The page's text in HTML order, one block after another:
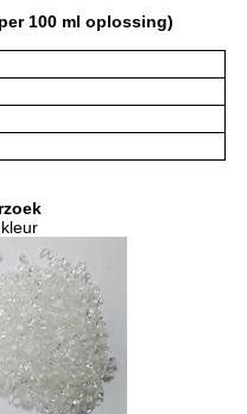
100 ml oplossing)